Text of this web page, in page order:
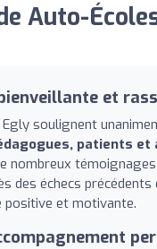
Auto-
et
soulignent
patients et
nombreux
des échecs
positive et motivante.